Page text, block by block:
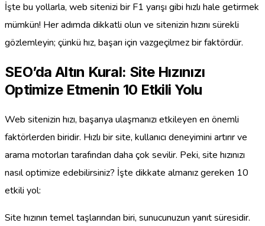
İşte bu yollarla, web sitenizi bir F1 yarışı gibi hızlı hale getirmek
mümkün! Her adımda dikkatli olun ve sitenizin hızını sürekli
gözlemleyin; çünkü hız, başarı için vazgeçilmez bir faktördür.
SEO’da Altın Kural: Site Hızınızı
Optimize Etmenin 10 Etkili Yolu
Web sitenizin hızı, başarıya ulaşmanızı etkileyen en önemli
faktörlerden biridir. Hızlı bir site, kullanıcı deneyimini artırır ve
arama motorları tarafından daha çok sevilir. Peki, site hızınızı
nasıl optimize edebilirsiniz? İşte dikkate almanız gereken 10
etkili yol:
Site hızının temel taşlarından biri, sunucunuzun yanıt süresidir.